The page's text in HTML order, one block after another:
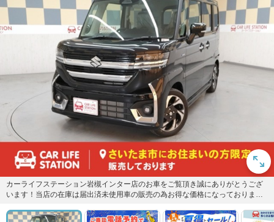
カーライフステーション岩槻インター店のお車をご覧頂き誠にありがとうござ
います！当店の在庫は届出済未使用車の販売の為お得な価格になっておりま